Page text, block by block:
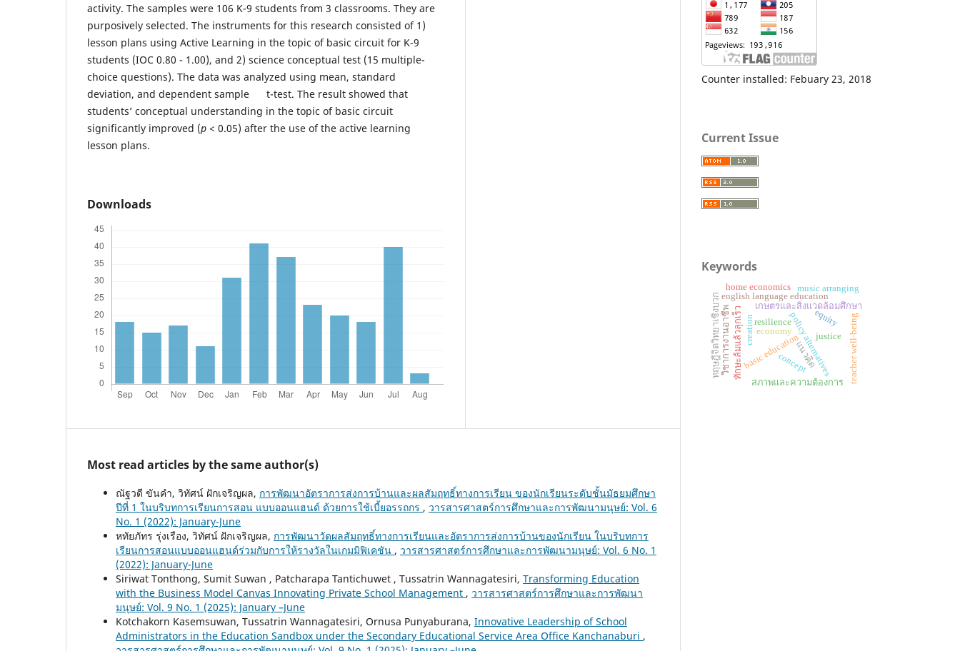
activity. The samples were 106 K-9 students from 3 classrooms. They are
purposively selected. The instruments for this research consisted of 1)
lesson plans using Active Learning in the topic of basic circuit for K-9
students (IOC 0.80 - 1.00), and 2) science conceptual test (15 multiple-
choice questions). The data was analyzed using mean, standard
deviation, and dependent sample t-test. The result showed that
students’ conceptual understanding in the topic of basic circuit
significantly improved (p < 0.05) after the use of the active learning
lesson plans.
Downloads
Most read articles by the same author(s)
ณัฐวดี ขันคำ, วิทัศน์ ฝักเจริญผล, การพัฒนาอัตราการส่งการบ้านและผลสัมฤทธิ์ทางการเรียน ของนักเรียนระดับชั้นมัธยมศึกษา
ปีที่ 1 ในบริบทการเรียนการสอน แบบออนแฮนด์ ด้วยการใช้เบี้ยอรรถกร , วารสารศาสตร์การศึกษาและการพัฒนามนุษย์: Vol. 6
No. 1 (2022): January-June
หทัยภัทร รุ่งเรือง, วิทัศน์ ฝักเจริญผล, การพัฒนาวัดผลสัมฤทธิ์ทางการเรียนและอัตราการส่งการบ้านของนักเรียน ในบริบทการ
เรียนการสอนแบบออนแฮนด์ร่วมกับการให้รางวัลในเกมมิฟิเคชัน , วารสารศาสตร์การศึกษาและการพัฒนามนุษย์: Vol. 6 No. 1
(2022): January-June
Siriwat Tonthong, Sumit Suwan , Patcharapa Tantichuwet , Tussatrin Wannagatesiri, Transforming Education
with the Business Model Canvas Innovating Private School Management , วารสารศาสตร์การศึกษาและการพัฒนา
มนุษย์: Vol. 9 No. 1 (2025): January –June
Kotchakorn Kasemsuwan, Tussatrin Wannagatesiri, Ornusa Punyaburana, Innovative Leadership of School
Administrators in the Education Sandbox under the Secondary Educational Service Area Office Kanchanaburi ,
Counter installed: Febuary 23, 2018
Current Issue
Keywords
เกษตรและสิ่งแวดล้อมศึกษา
resiliencepolicy alternatives
english language education
basic education
equity
justice
ทักษะล้มแล้วลุกเร็ว
ทฤษฎีจิตวิทยาเชิงบวก teacher well-being
วิชาการงานอาชีพ
home economics
สภาพและความต้องการ
แนวคิด
concept
creation
music arranging
economy